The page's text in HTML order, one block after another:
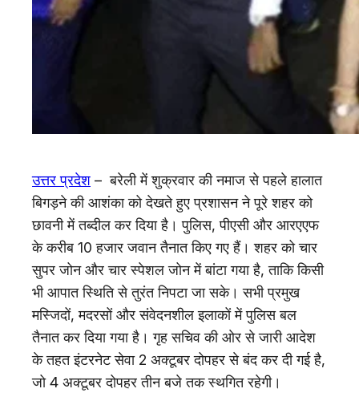
उत्तर प्रदेश – बरेली में शुक्रवार की नमाज से पहले हालात
बिगड़ने की आशंका को देखते हुए प्रशासन ने पूरे शहर को
छावनी में तब्दील कर दिया है। पुलिस, पीएसी और आरएएफ
के करीब 10 हजार जवान तैनात किए गए हैं। शहर को चार
सुपर जोन और चार स्पेशल जोन में बांटा गया है, ताकि किसी
भी आपात स्थिति से तुरंत निपटा जा सके। सभी प्रमुख
मस्जिदों, मदरसों और संवेदनशील इलाकों में पुलिस बल
तैनात कर दिया गया है। गृह सचिव की ओर से जारी आदेश
के तहत इंटरनेट सेवा 2 अक्टूबर दोपहर से बंद कर दी गई है,
जो 4 अक्टूबर दोपहर तीन बजे तक स्थगित रहेगी।